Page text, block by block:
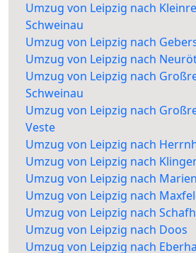
Umzug von Leipzig nach
Schweinau
Umzug von Leipzig nach
Umzug von Leipzig nach
Umzug von Leipzig nach
Schweinau
Umzug von Leipzig nach
Veste
Umzug von Leipzig nach
Umzug von Leipzig nach
Umzug von Leipzig nach
Umzug von Leipzig nach
Umzug von Leipzig nach
Umzug von Leipzig nach Doos
Umzug von Leipzig nach